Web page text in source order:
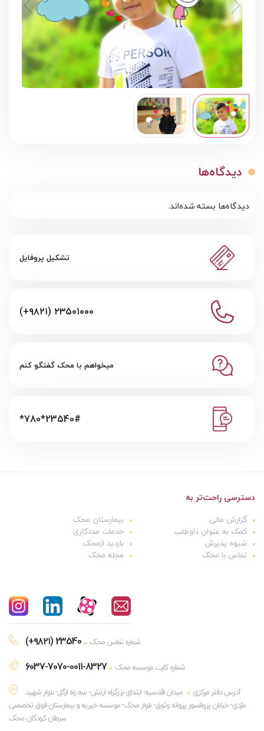
دیدگاه‌ها
دیدگاه‌ها بسته شده‌اند.
تشکیل پروفایل
(+۹۸۲۱) ۲۳۵۰۱۰۰۰
میخواهم با محک گفتگو کنم
*780*23540#
دسترسی راحت‌تر به
گزارش مالی
بیمارستان محک
کمک به عنوان داوطلب
خدمات مددکاری
شیوه پذیرش
بازدید ازمحک
تماس با محک
مجله محک
(+۹۸۲۱) 23540 شماره تماس محک
6037-7070-0011-8327
شماره کارت موسسه محک
آدرس دفتر مرکزی
میدان اقدسیه- ابتدای بزرگراه ارتش- سه راه ازگل- بلوار شهید
مژدی- خیابان پروفسور پروانه وثوق- بلوار محک- موسسه خیریه و بیمارستان فوق تخصصی
سرطان کودکان محک